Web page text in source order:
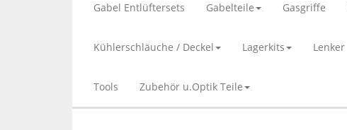
Gabel Entlüftersets Gabelteile Gasgriffe
Kühlerschläuche / Deckel Lagerkits Lenker
Tools Zubehör u.Optik Teile